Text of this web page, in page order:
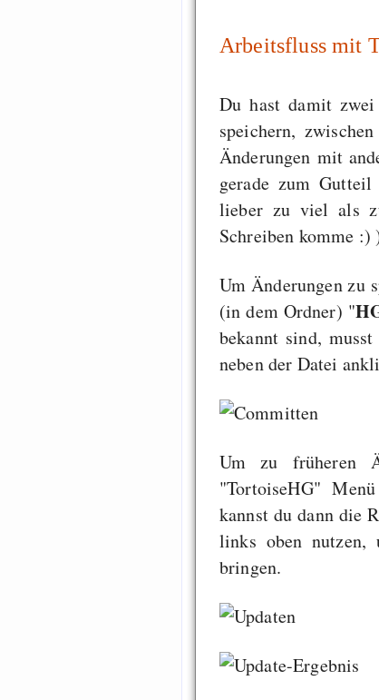
Arbeitsfluss mit
Du hast damit
speichern,
Änderungen mit
gerade zum
lieber zu viel als
Schreiben komme :)
Um Änderungen zu
(in dem Ordner) "
bekannt sind,
neben der Datei
Um zu früheren
"TortoiseHG"
kannst du dann die
links oben
bringen.